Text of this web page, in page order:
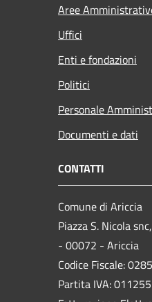
Aree
Uffici
Enti e fondazioni
Politici
Personale
Documenti e dati
CONTATTI
Comune di Ariccia
Piazza S. Nicola
- 00072 - Ariccia
Codice Fiscale:
Partita IVA: